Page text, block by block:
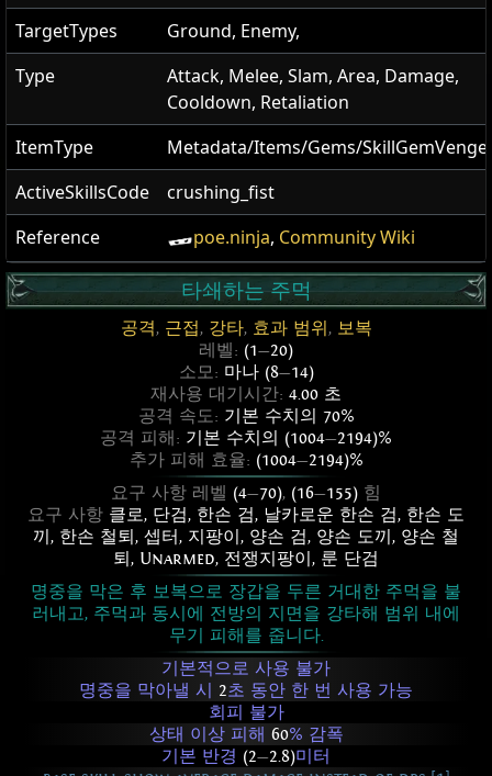
TargetTypes
Ground, Enemy,
Type
Attack, Melee, Slam, Area, Damage,
Cooldown, Retaliation
ItemType
Metadata/Items/Gems/
ActiveSkillsCode
crushing_fist
Reference
poe.ninja, Community Wiki
타쇄하는 주먹
공격, 근접, 강타, 효과 범위 , 보복
레벨: (1—20)
소모: 마나 (8—14)
재사용 대기시간: 4.00 초
공격 속도: 기본 수치의 70%
공격 피해: 기본 수치의 (1004—2194)%
추가 피해 효율: (1004—2194)%
요구 사항 레벨 (4—70), (16—155) 힘
요구 사항 클로, 단검, 한손 검, 날카로운 한손 검, 한손 도
끼 , 한손 철퇴 , 셉터, 지팡이 , 양손 검, 양손 도끼 , 양손 철
퇴 , Unarmed, 전쟁지팡이 , 룬 단검
명중을 막은 후 보복으로 장갑을 두른 거대한 주먹을 불
러내고, 주먹과 동시에 전방의 지면을 강타해 범위 내에
무기 피해를 줍니다.
기본적으로 사용 불가
명중을 막아낼 시 2초 동안 한 번 사용 가능
회피 불가
상태 이상 피해 60% 감폭
기본 반경 (2—2.8)미터